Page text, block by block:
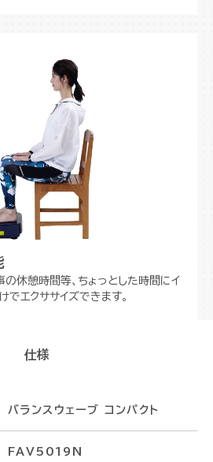
の休憩時間等、ちょっとした時間にイ
でエクササイズできます。
仕様
バランスウェーブ コンパクト
FAV5019N